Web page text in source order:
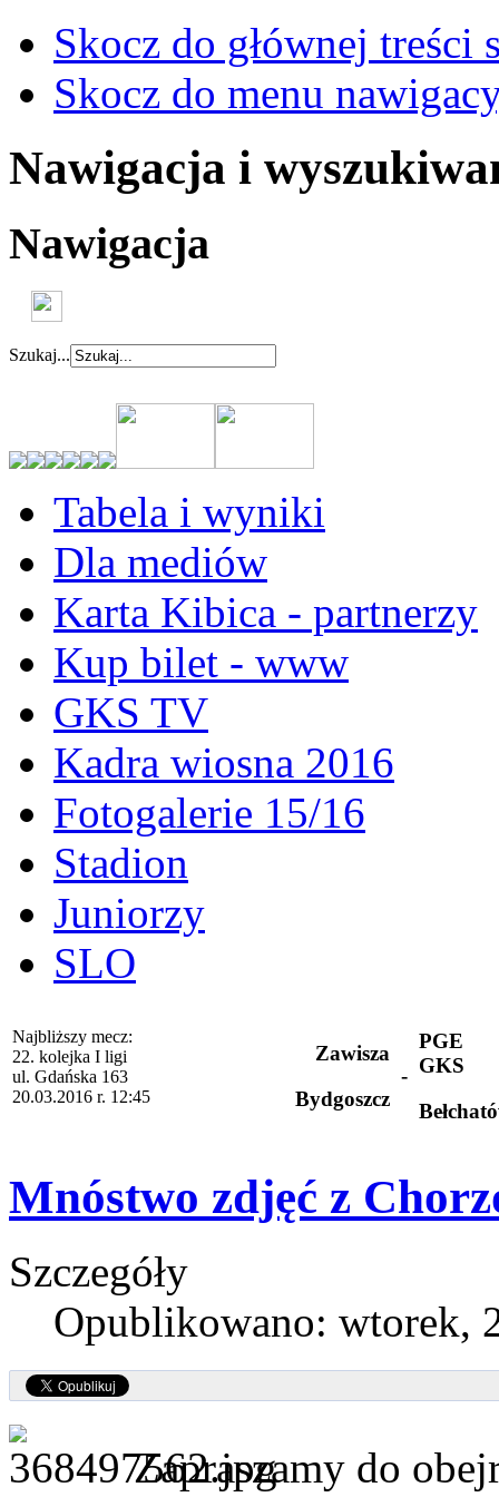
Skocz do głównej treści
Skocz do menu
Nawigacja i
Nawigacja
Szukaj...
Tabela i wyniki
Dla mediów
Karta Kibica - partnerzy
Kup bilet - www
GKS TV
Kadra wiosna 2016
Fotogalerie 15/16
Stadion
Juniorzy
SLO
Najbliższy mecz:
22. kolejka I ligi
ul. Gdańska 163
20.03.2016 r. 12:45
Zawisza
Bydgoszcz
-
PGE
GKS
Mnóstwo zdjęć z
Szczegóły
Opublikowano: wtorek,
Zapraszamy do